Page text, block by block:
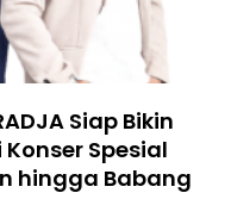
Siap Bikin
Spesial
hingga Babang